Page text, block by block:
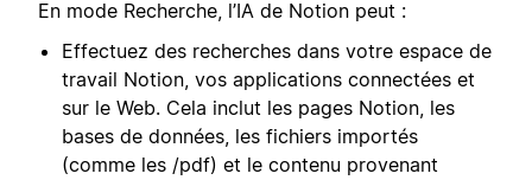
En mode Recherche, l’IA de Notion peut :
Effectuez des recherches dans votre espace de
travail Notion, vos applications connectées et
sur le Web. Cela inclut les pages Notion, les
bases de données, les fichiers importés
(comme les /pdf) et le contenu provenant